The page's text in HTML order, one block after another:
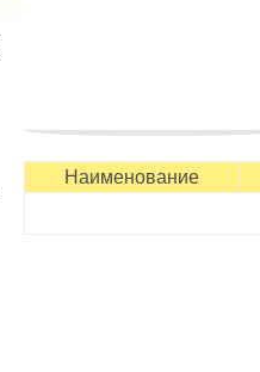
повышен более, чем на
сцепных свойств. Этого
Наименование